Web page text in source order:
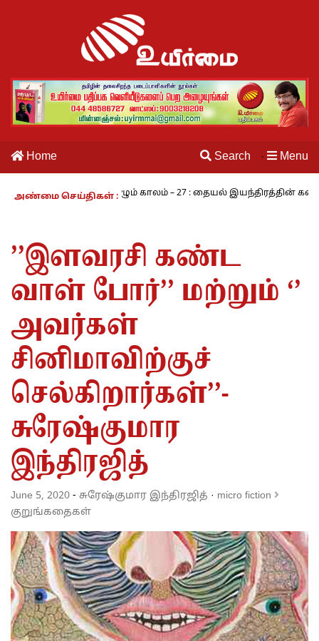
Home Search · Menu
அண்மை செய்திகள் :
நாம் வாழும் காலம் – 27 : தையல் இயந்திரத்தின்
’’இளவரசி கண்ட
வாள் போர்’’ மற்றும் ‘’
அவர்கள்
சினிமாவிற்குச்
செல்கிறார்கள்’’-
சுரேஷ்குமார
இந்திரஜித்
June 5, 2020 - சுரேஷ்குமார இந்திரஜித் · micro fiction
குறுங்கதைகள்